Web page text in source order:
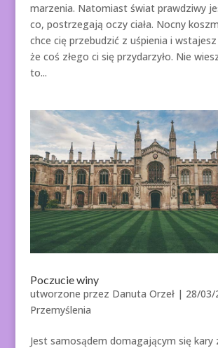
marzenia. Natomiast świat prawdziwy
co, postrzegają oczy ciała. Nocny
chce cię przebudzić z uśpienia i
że coś złego ci się przydarzyło. Nie
to...
Poczucie winy
utworzone przez Danuta Orzeł| 28/03/
Przemyślenia
Jest samosądem domagającym się kary